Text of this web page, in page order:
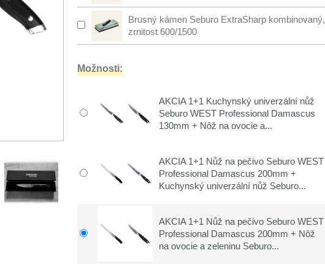
Brusný kámen Seburo ExtraSharp kombinovaný,
zrnitost 600/1500
Možnosti:
AKCIA 1+1 Kuchynský univerzální nůž
Seburo WEST Professional Damascus
130mm + Nôž na ovocie a...
AKCIA 1+1 Nůž na pečivo Seburo WEST
Professional Damascus 200mm +
Kuchynský univerzální nůž Seburo...
AKCIA 1+1 Nůž na pečivo Seburo WEST
Professional Damascus 200mm + Nôž
na ovocie a zeleninu Seburo...